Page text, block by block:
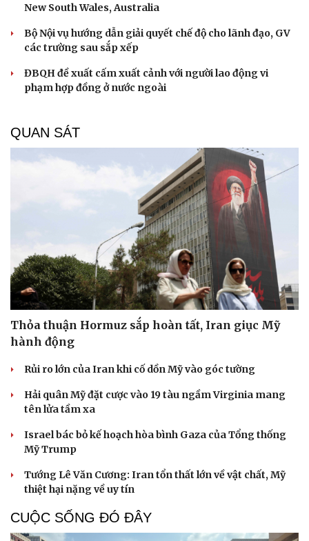
New South Wales, Australia
Bộ Nội vụ hướng dẫn giải quyết chế độ cho lãnh đạo, GV
các trường sau sắp xếp
ĐBQH đề xuất cấm xuất cảnh với người lao động vi
phạm hợp đồng ở nước ngoài
QUAN SÁT
Thỏa thuận Hormuz sắp hoàn tất, Iran giục Mỹ
hành động
Rủi ro lớn của Iran khi cố dồn Mỹ vào góc tường
Hải quân Mỹ đặt cược vào 19 tàu ngầm Virginia mang
tên lửa tầm xa
Israel bác bỏ kế hoạch hòa bình Gaza của Tổng thống
Mỹ Trump
Tướng Lê Văn Cương: Iran tổn thất lớn về vật chất, Mỹ
thiệt hại nặng về uy tín
CUỘC SỐNG ĐÓ ĐÂY